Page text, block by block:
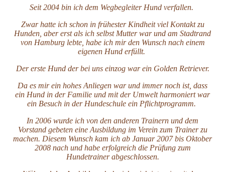
Seit 2004 bin ich dem Wegbegleiter Hund verfallen.
Zwar hatte ich schon in frühester Kindheit viel Kontakt zu
Hunden, aber erst als ich selbst Mutter war und am Stadtrand
von Hamburg lebte, habe ich mir den Wunsch nach einem
eigenen Hund erfüllt.
Der erste Hund der bei uns einzog war ein Golden Retriever.
Da es mir ein hohes Anliegen war und immer noch ist, dass
ein Hund in der Familie und mit der Umwelt harmoniert war
ein Besuch in der Hundeschule ein Pflichtprogramm.
In 2006 wurde ich von den anderen Trainern und dem
Vorstand gebeten eine Ausbildung im Verein zum Trainer zu
machen. Diesem Wunsch kam ich ab Januar 2007 bis Oktober
2008 nach und habe erfolgreich die Prüfung zum
Hundetrainer abgeschlossen.